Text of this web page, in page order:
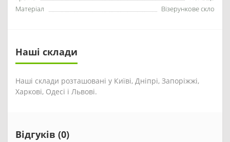
Матеріал
Візерункове скло
Наші склади
Наші склади розташовані у Київі, Дніпрі, Запоріжжі,
Харкові, Одесі і Львові.
Відгуків (0)